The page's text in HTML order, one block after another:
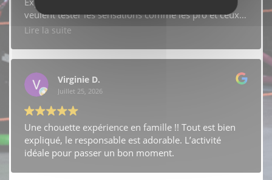
veulent tester les sensations comme les pro et ceux
qui sont plus aguerris.
Accueil extra ! Merci beaucoup ! Très agréable !
Ça vaut le déplacement !!!
Lire la suite
Virginie D.
Juillet 25, 2026
Une chouette expérience en famille !! Tout est bien
expliqué, le responsable est adorable. L’activité
idéale pour passer un bon moment.